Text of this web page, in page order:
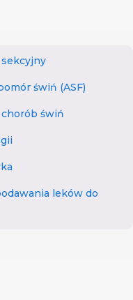
świń (ASF)
świń
leków do